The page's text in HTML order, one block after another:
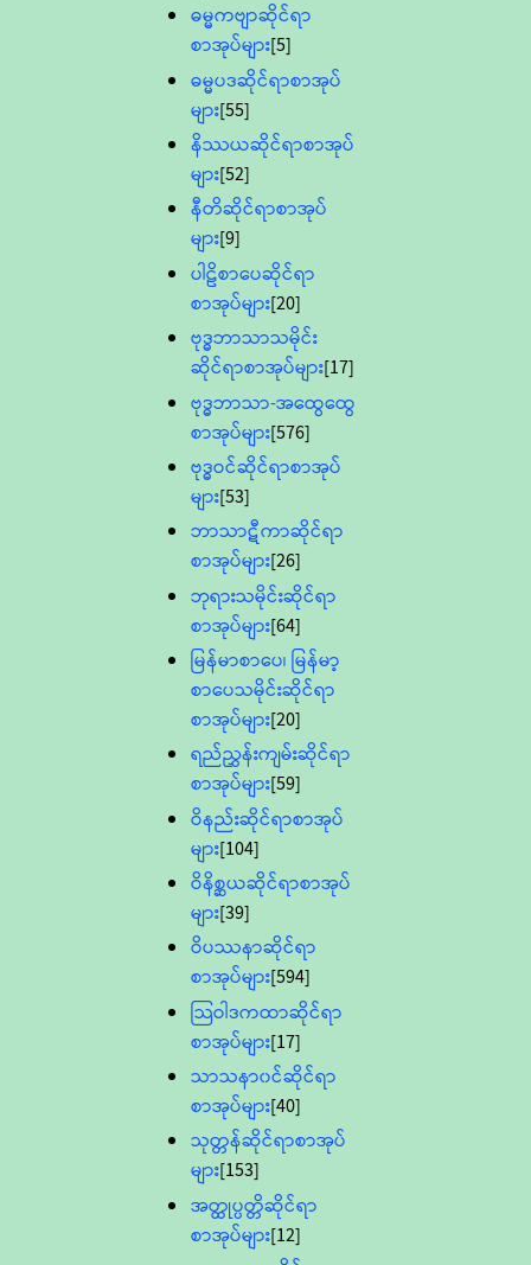
ဓမ္မကဗျာဆိုင်ရာ
စာအုပ်များ[5]
ဓမ္မပဒဆိုင်ရာစာအုပ်
များ[55]
နိဿယဆိုင်ရာစာအုပ်
များ[52]
နီတိဆိုင်ရာစာအုပ်
များ[9]
ပါဠိစာပေဆိုင်ရာ
စာအုပ်များ[20]
ဗုဒ္ဓဘာသာသမိုင်း
ဆိုင်ရာစာအုပ်များ[17]
ဗုဒ္ဓဘာသာ-အထွေထွေ
စာအုပ်များ[576]
ဗုဒ္ဓဝင်ဆိုင်ရာစာအုပ်
များ[53]
ဘာသာဋီကာဆိုင်ရာ
စာအုပ်များ[26]
ဘုရားသမိုင်းဆိုင်ရာ
စာအုပ်များ[64]
မြန်မာစာပေ၊ မြန်မာ့
စာပေသမိုင်းဆိုင်ရာ
စာအုပ်များ[20]
ရည်ညွှန်းကျမ်းဆိုင်ရာ
စာအုပ်များ[59]
ဝိနည်းဆိုင်ရာစာအုပ်
များ[104]
ဝိနိစ္ဆယဆိုင်ရာစာအုပ်
များ[39]
ဝိပဿနာဆိုင်ရာ
စာအုပ်များ[594]
သြဝါဒကထာဆိုင်ရာ
စာအုပ်များ[17]
သာသနာ၀င်ဆိုင်ရာ
စာအုပ်များ[40]
သုတ္တန်ဆိုင်ရာစာအုပ်
များ[153]
အတ္ထုပ္ပတ္တိဆိုင်ရာ
စာအုပ်များ[12]